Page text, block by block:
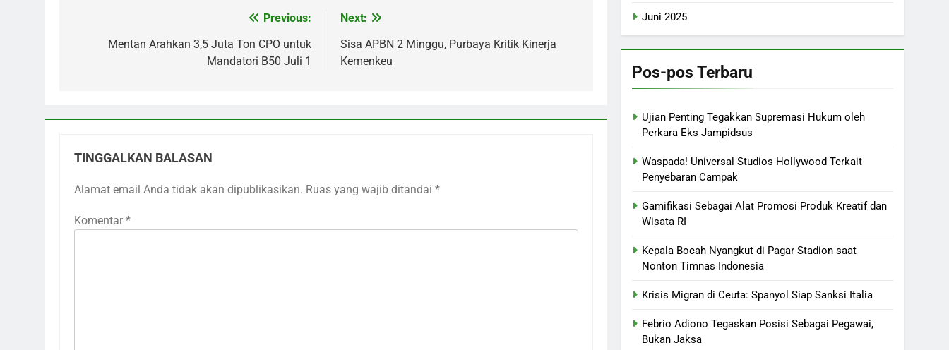
Previous:
Mentan Arahkan 3,5 Juta Ton CPO untuk
Mandatori B50 Juli 1
Next:
Sisa APBN 2 Minggu, Purbaya Kritik Kinerja
Kemenkeu
TINGGALKAN BALASAN
Alamat email Anda tidak akan dipublikasikan. Ruas yang wajib ditandai *
Komentar *
Juni 2025
Pos-pos Terbaru
Ujian Penting Tegakkan Supremasi Hukum oleh
Perkara Eks Jampidsus
Waspada! Universal Studios Hollywood Terkait
Penyebaran Campak
Gamifikasi Sebagai Alat Promosi Produk Kreatif dan
Wisata RI
Kepala Bocah Nyangkut di Pagar Stadion saat
Nonton Timnas Indonesia
Krisis Migran di Ceuta: Spanyol Siap Sanksi Italia
Febrio Adiono Tegaskan Posisi Sebagai Pegawai,
Bukan Jaksa